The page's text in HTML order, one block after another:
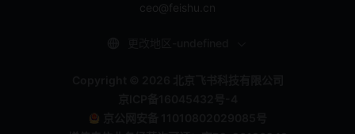
ceo@feishu.cn